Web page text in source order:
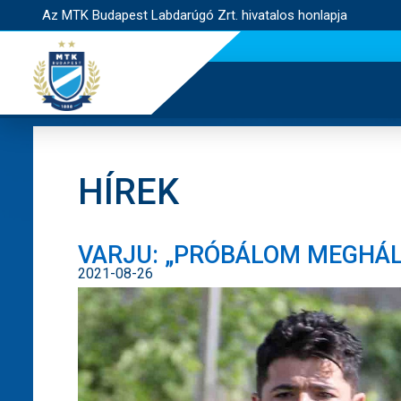
Az MTK Budapest Labdarúgó Zrt. hivatalos honlapja
HÍREK
VARJU: „PRÓBÁLOM
2021-08-26